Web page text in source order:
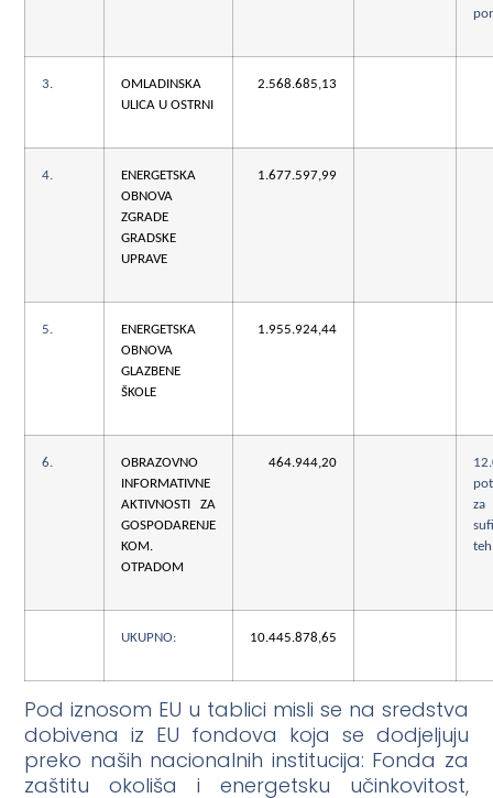
3.
OMLADINSKA
ULICA U OSTRNI
2.568.685,13
4.
ENERGETSKA
OBNOVA
ZGRADE
GRADSKE
UPRAVE
1.677.597,99
5.
ENERGETSKA
OBNOVA
GLAZBENE
ŠKOLE
1.955.924,44
6.
OBRAZOVNO
INFORMATIVNE
AKTIVNOSTI ZA
GOSPODARENJE
KOM.
OTPADOM
464.944,20
za
UKUPNO: 10.445.878,65
Pod iznosom EU u tablici misli se na sredstva
dobivena iz EU fondova koja se dodjeljuju
preko naših nacionalnih institucija: Fonda za
zaštitu okoliša i energetsku učinkovitost,